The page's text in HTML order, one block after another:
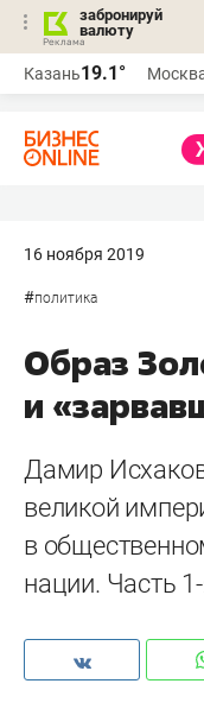
забронируй
валюту
Казань19.1°
16 ноября 2019
#политика
Образ
и
Дамир
великой
в
нации. Часть